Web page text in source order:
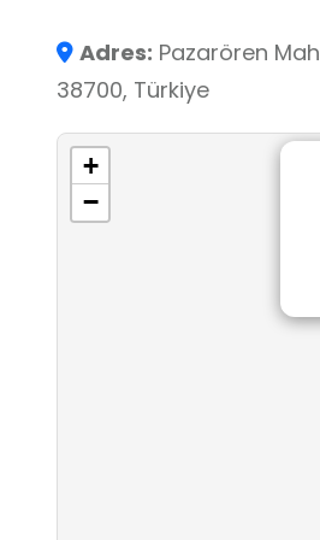
müze olarak
✨ Pazarören Köy
Kampüs içinde şu an
Adres: Pazarören
38700, Türkiye
+
−